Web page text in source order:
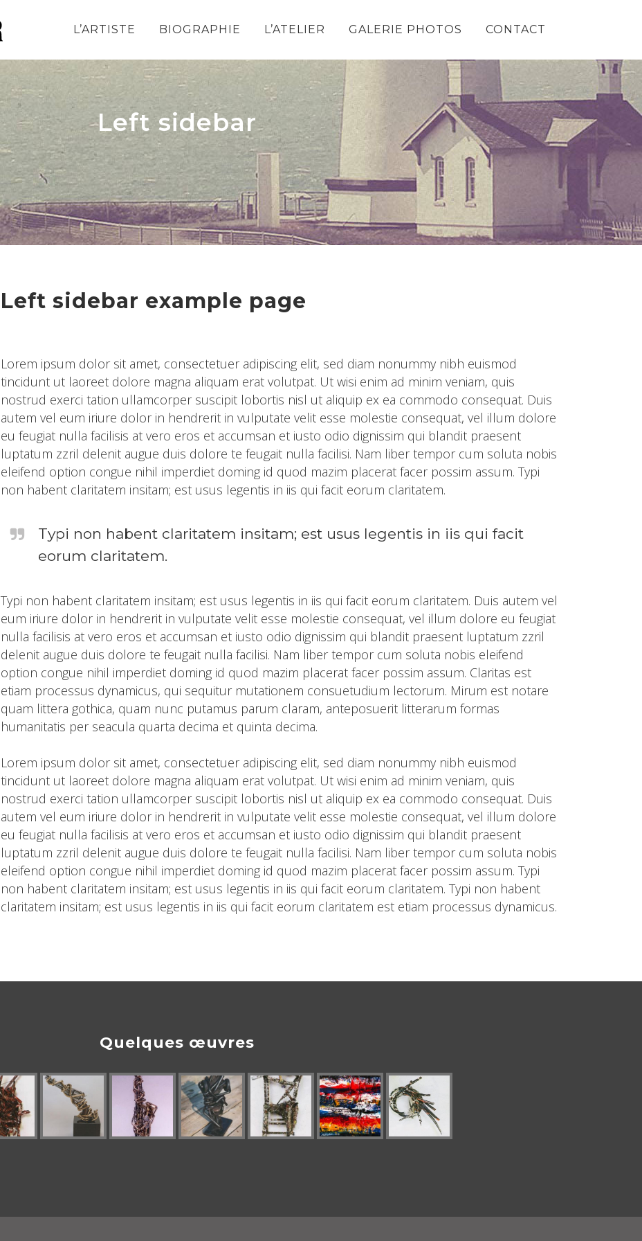
L’ARTISTE BIOGRAPHIE L’ATELIER GALERIE PHOTOS CONTACT
Left sidebar
Left sidebar example page
Lorem ipsum dolor sit amet, consectetuer adipiscing elit, sed diam nonummy nibh euismod
tincidunt ut laoreet dolore magna aliquam erat volutpat. Ut wisi enim ad minim veniam, quis
nostrud exerci tation ullamcorper suscipit lobortis nisl ut aliquip ex ea commodo consequat. Duis
autem vel eum iriure dolor in hendrerit in vulputate velit esse molestie consequat, vel illum dolore
eu feugiat nulla facilisis at vero eros et accumsan et iusto odio dignissim qui blandit praesent
luptatum zzril delenit augue duis dolore te feugait nulla facilisi. Nam liber tempor cum soluta nobis
eleifend option congue nihil imperdiet doming id quod mazim placerat facer possim assum. Typi
non habent claritatem insitam; est usus legentis in iis qui facit eorum claritatem.
Typi non habent claritatem insitam; est usus legentis in iis qui facit
eorum claritatem.
Typi non habent claritatem insitam; est usus legentis in iis qui facit eorum claritatem. Duis autem vel
eum iriure dolor in hendrerit in vulputate velit esse molestie consequat, vel illum dolore eu feugiat
nulla facilisis at vero eros et accumsan et iusto odio dignissim qui blandit praesent luptatum zzril
delenit augue duis dolore te feugait nulla facilisi. Nam liber tempor cum soluta nobis eleifend
option congue nihil imperdiet doming id quod mazim placerat facer possim assum. Claritas est
etiam processus dynamicus, qui sequitur mutationem consuetudium lectorum. Mirum est notare
quam littera gothica, quam nunc putamus parum claram, anteposuerit litterarum formas
humanitatis per seacula quarta decima et quinta decima.
Lorem ipsum dolor sit amet, consectetuer adipiscing elit, sed diam nonummy nibh euismod
tincidunt ut laoreet dolore magna aliquam erat volutpat. Ut wisi enim ad minim veniam, quis
nostrud exerci tation ullamcorper suscipit lobortis nisl ut aliquip ex ea commodo consequat. Duis
autem vel eum iriure dolor in hendrerit in vulputate velit esse molestie consequat, vel illum dolore
eu feugiat nulla facilisis at vero eros et accumsan et iusto odio dignissim qui blandit praesent
luptatum zzril delenit augue duis dolore te feugait nulla facilisi. Nam liber tempor cum soluta nobis
eleifend option congue nihil imperdiet doming id quod mazim placerat facer possim assum. Typi
non habent claritatem insitam; est usus legentis in iis qui facit eorum claritatem. Typi non habent
claritatem insitam; est usus legentis in iis qui facit eorum claritatem est etiam processus dynamicus.
Quelques œuvres